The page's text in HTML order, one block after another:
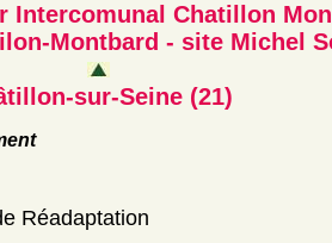
Intercomunal Chatillon
Montbard - site Michel
sur-Seine (21)
Réadaptation